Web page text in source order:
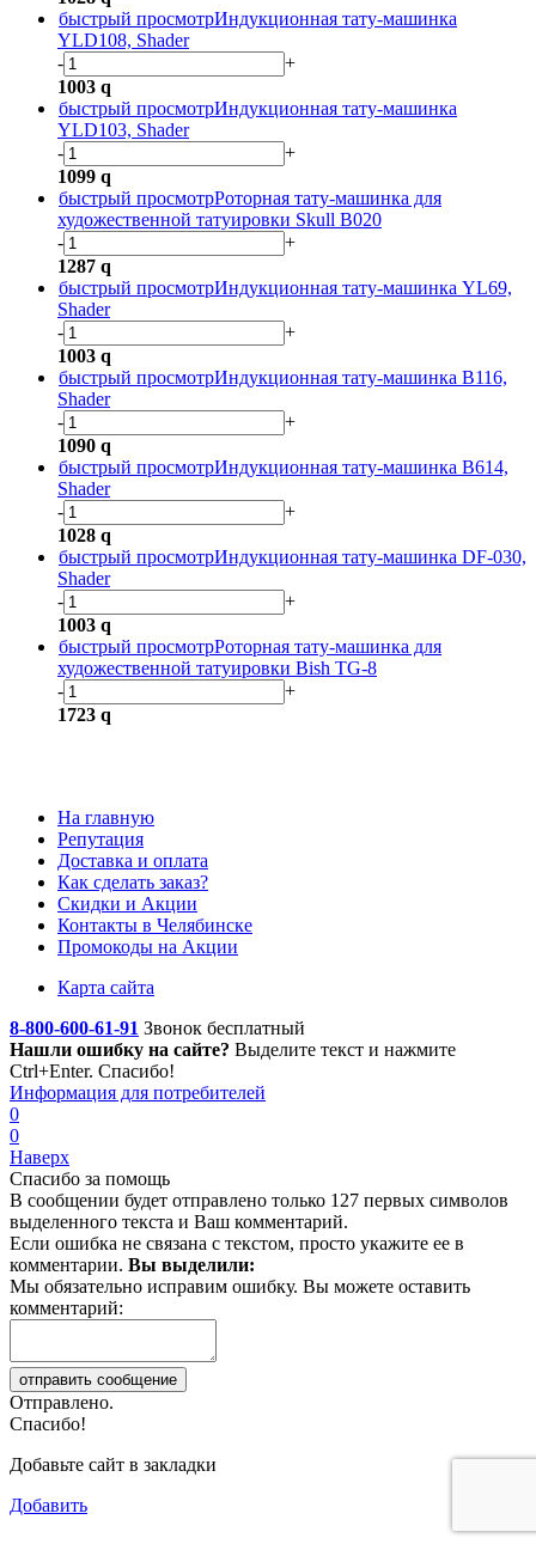
быстрый просмотрИндукционная тату-машинка
YLD108, Shader
-
+
1003 q
быстрый просмотрИндукционная тату-машинка
YLD103, Shader
-
+
1099 q
быстрый просмотрРоторная тату-машинка для
художественной татуировки Skull B020
-
+
1287 q
быстрый просмотрИндукционная тату-машинка YL69,
Shader
-
+
1003 q
быстрый просмотрИндукционная тату-машинка B116,
Shader
-
+
1090 q
быстрый просмотрИндукционная тату-машинка B614,
Shader
-
+
1028 q
быстрый просмотрИндукционная тату-машинка DF-030,
Shader
-
+
1003 q
быстрый просмотрРоторная тату-машинка для
художественной татуировки Bish TG-8
-
+
1723 q
На главную
Репутация
Доставка и оплата
Как сделать заказ?
Скидки и Акции
Контакты в Челябинске
Промокоды на Акции
Карта сайта
8-800-600-61-91 Звонок бесплатный
Нашли ошибку на сайте? Выделите текст и нажмите
Ctrl+Enter. Спасибо!
Информация для потребителей
0
0
Наверх
Спасибо за помощь
В сообщении будет отправлено только 127 первых символов
выделенного текста и Ваш комментарий.
Если ошибка не связана с текстом, просто укажите ее в
комментарии. Вы выделили:
Мы обязательно исправим ошибку. Вы можете оставить
комментарий:
Отправлено.
Спасибо!
Добавьте сайт в закладки
Добавить